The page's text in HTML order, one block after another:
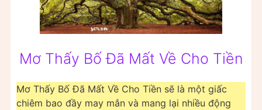
Mơ Thấy Bố Đã Mất Về Cho Tiền
Mơ Thấy Bố Đã Mất Về Cho Tiền sẽ là một giấc
chiêm bao đầy may mắn và mang lại nhiều động